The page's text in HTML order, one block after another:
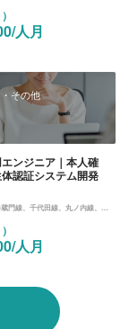
人月
その他
ンジニア｜本人確
認証システム開発
線、千代田線、丸ノ内線、三田線）
人月